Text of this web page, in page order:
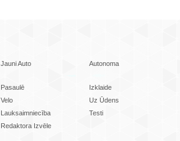
Jauni Auto Autonoma
Pasaulē
Izklaide
Velo
Uz Ūdens
Lauksaimniecība
Testi
Redaktora Izvēle